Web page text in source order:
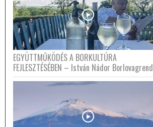
EGYÜTTMŰKÖDÉS A BORKULTÚRA
FEJLESZTÉSÉBEN – István Nádor Borlovagrend